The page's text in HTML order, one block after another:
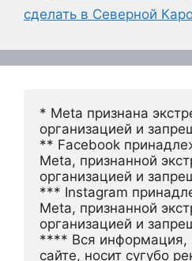
сделать в Северной
* Meta признана
организацией и
** Facebook
Meta, признанной
организацией и
*** Instagram
Meta, признанной
организацией и
**** Вся информация,
сайте, носит сугубо